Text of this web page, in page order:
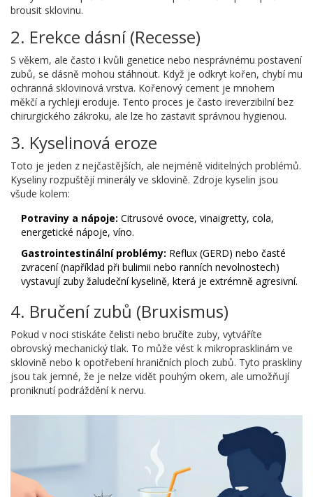
brousit sklovinu.
2. Erekce dásní (Recesse)
S věkem, ale často i kvůli genetice nebo nesprávnému postavení
zubů, se dásně mohou stáhnout. Když je odkryt kořen, chybí mu
ochranná sklovinová vrstva. Kořenový cement je mnohem
měkčí a rychleji eroduje. Tento proces je často ireverzibilní bez
chirurgického zákroku, ale lze ho zastavit správnou hygienou.
3. Kyselinová eroze
Toto je jeden z nejčastějších, ale nejméně viditelných problémů.
Kyseliny rozpuštějí minerály ve sklovině. Zdroje kyselin jsou
všude kolem:
Potraviny a nápoje: Citrusové ovoce, vinaigretty, cola,
energetické nápoje, víno.
Gastrointestinální problémy: Reflux (GERD) nebo časté
zvracení (například při bulimii nebo ranních nevolnostech)
vystavují zuby žaludeční kyselině, která je extrémně agresivní.
4. Bručení zubů (Bruxismus)
Pokud v noci stiskáte čelisti nebo bručíte zuby, vytváříte
obrovský mechanický tlak. To může vést k mikroprasklinám ve
sklovině nebo k opotřebení hraničních ploch zubů. Tyto praskliny
jsou tak jemné, že je nelze vidět pouhým okem, ale umožňují
proniknutí podráždění k nervu.